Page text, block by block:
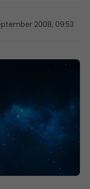
2008, 09:53